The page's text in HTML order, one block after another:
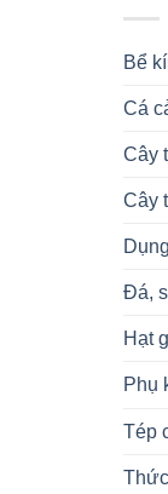
Bể
Cá
Cây
Cây
Đá,
Hạt
Phụ
Tép